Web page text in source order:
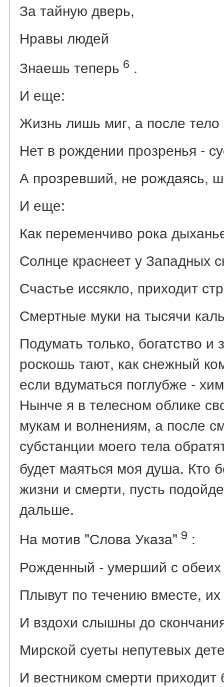
За тайную дверь,
Нравы людей
Знаешь теперь 6 .
И еще:
Жизнь лишь миг, а после тело
Нет в рождении прозренья -
А прозревший, не рождаясь,
И еще:
Как переменчиво рока
Солнце краснеет у Западных
Счастье иссякло, приходит
Смертные муки на тысячи
Подумать только, богатство и
роскошь тают, как снежный
если вдуматься поглубже -
Нынче я в телесном облике
мукам и волнениям, а после
субстанции моего тела
будет маяться моя душа. Кто
жизни и смерти, пусть
дальше.
На мотив "Слова Указа" 9 :
Рожденный - умерший с обеих
Плывут по течению вместе, их
И вздохи слышны до
Мирской суеты непутевых
И вестником смерти приходит